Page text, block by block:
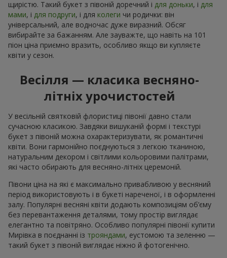
щирістю. Такий букет з півоній доречний і для доньки, і для
мами, і для подруги, і для колеги чи родички: він
універсальний, але водночас дуже виразний. Обсяг
вибирайте за бажанням. Але зауважте, що навіть на 101
піон ціна приємно вразить, особливо якщо ви купляєте
квіти у сезон.
Весілля — класика весняно-
літніх урочистостей
У весільній святковій флористиці півонії давно стали
сучасною класикою. Завдяки вишуканій формі і текстурі
букет з півоній можна охарактеризувати, як романтичні
квіти. Вони гармонійно поєднуються з легкою тканиною,
натуральним декором і світлими кольоровими палітрами,
які часто обирають для весняно-літніх церемоній.
Півони ціна на які є максимально привабливою у весняний
період використовують і в букеті нареченої, і в оформленні
залу. Популярні весняні квіти додають композиціям об’єму
без перевантаження деталями, тому простір виглядає
елегантно та повітряно. Особливо популярні півонії купити
Мирівка в поєднанні із трояндами, еустомою та зеленню —
такий букет з півоній виглядає ніжно й фотогенічно.